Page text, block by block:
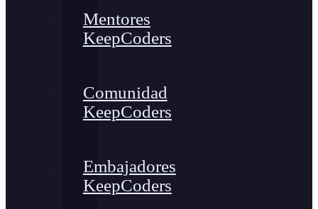
Mentores
KeepCoders
Comunidad
KeepCoders
Embajadores
KeepCoders